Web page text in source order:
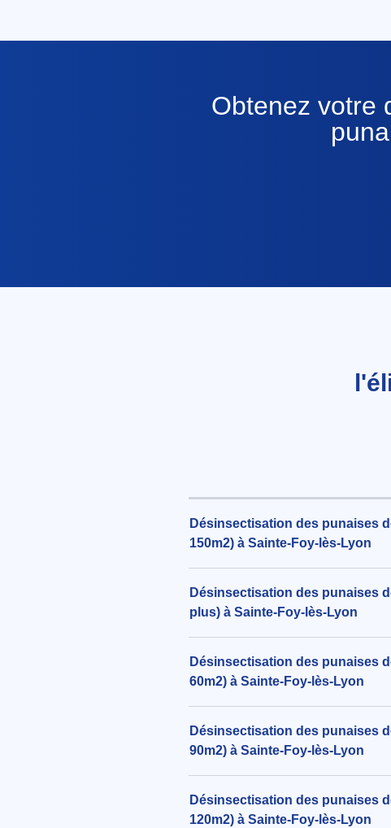
Obtenez votre
Désinsectisation des punaises
150m2) à Sainte-Foy-lès-Lyon
Désinsectisation des punaises
plus) à Sainte-Foy-lès-Lyon
Désinsectisation des punaises
60m2) à Sainte-Foy-lès-Lyon
Désinsectisation des punaises
90m2) à Sainte-Foy-lès-Lyon
Désinsectisation des punaises
120m2) à Sainte-Foy-lès-Lyon